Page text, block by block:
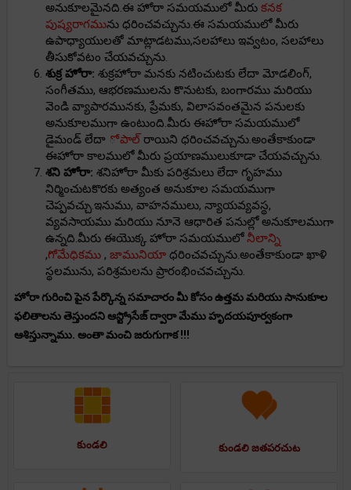
అనుకూలమైనది.ఈ హోరా సమయములో మీరు కనక
పుష్యరాగమును ధరించవచ్చును.ఈ సమయములో మీరు
ఉపాధ్యాయులతో మాట్లాడటము,సలహాలు ఇవ్వటం, సలహాలు
తీసుకోవటం చేయవచ్చును.
శుక్ర హోరా: శుక్రహోరా మనకు నటించుటకు లేదా మోడలింగ్,
సంగీతము, ఆభరణములను కొనుటకు, బంగారము మరియు
వెండి వ్యాపారమునకు, ప్రేమకు, విలాసవంతమైన పనులకు
అనుకూలముగా ఉంటుంది.మీరు ఈహోరా సమయములో
డైమండ్ లేదా ోపాల్ రాయిని ధరించవచ్చును.అంతేకాకుండా
ఈహోరా కాలములో మీరు ప్రయాణములుకూడా చేయవచ్చును.
శని హోరా: శనిహోరా మీకు పరిశ్రమలు లేదా గృహము
నిర్మించుటకొరకు అత్యంత అనుకూల సమయముగా
చెప్పవచ్చు.ఇనుము, వాహనములు, న్యాయవ్యవస్థ,
వ్యవసాయము మరియు నూనె ఆధారిత పనుల్లో అనుకూలముగా
ఉన్నది.మీరు ఈయొక్క హోరా సమయములోనీలాన్ని
,గోమేధికము , జామునియా ధరించవచ్చును.అంతేకాకుండా ఖాళి
స్థలమును, పరిశ్రమలను ప్రారంభించవచ్చును.
హోరా గురించి పైన పేర్కొన్న సమాచారం మీ కోసం ఉత్తమ మరియు సానుకూల
ఫలితాలను తెస్తుందని ఆస్ట్రోసేజ్ ద్వారా మేము హృదయపూర్వకంగా
ఆశిస్తున్నాము. అంతా మంచి జరుగుగాక !!!
కుండలి కుండలి జతపరచుట